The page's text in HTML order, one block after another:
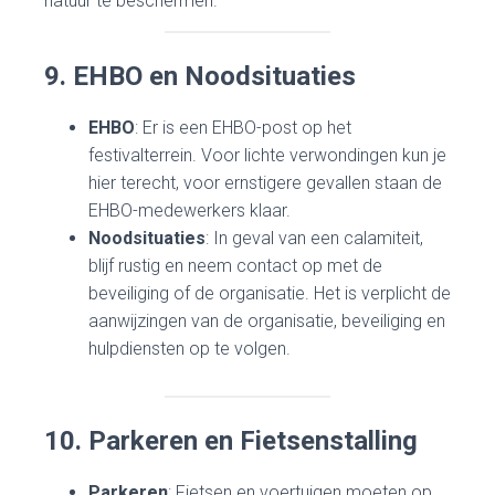
9. EHBO en Noodsituaties
EHBO: Er is een EHBO-post op het
festivalterrein. Voor lichte verwondingen kun je
hier terecht, voor ernstigere gevallen staan de
EHBO-medewerkers klaar.
Noodsituaties: In geval van een calamiteit,
blijf rustig en neem contact op met de
beveiliging of de organisatie. Het is verplicht de
aanwijzingen van de organisatie, beveiliging en
hulpdiensten op te volgen.
10. Parkeren en Fietsenstalling